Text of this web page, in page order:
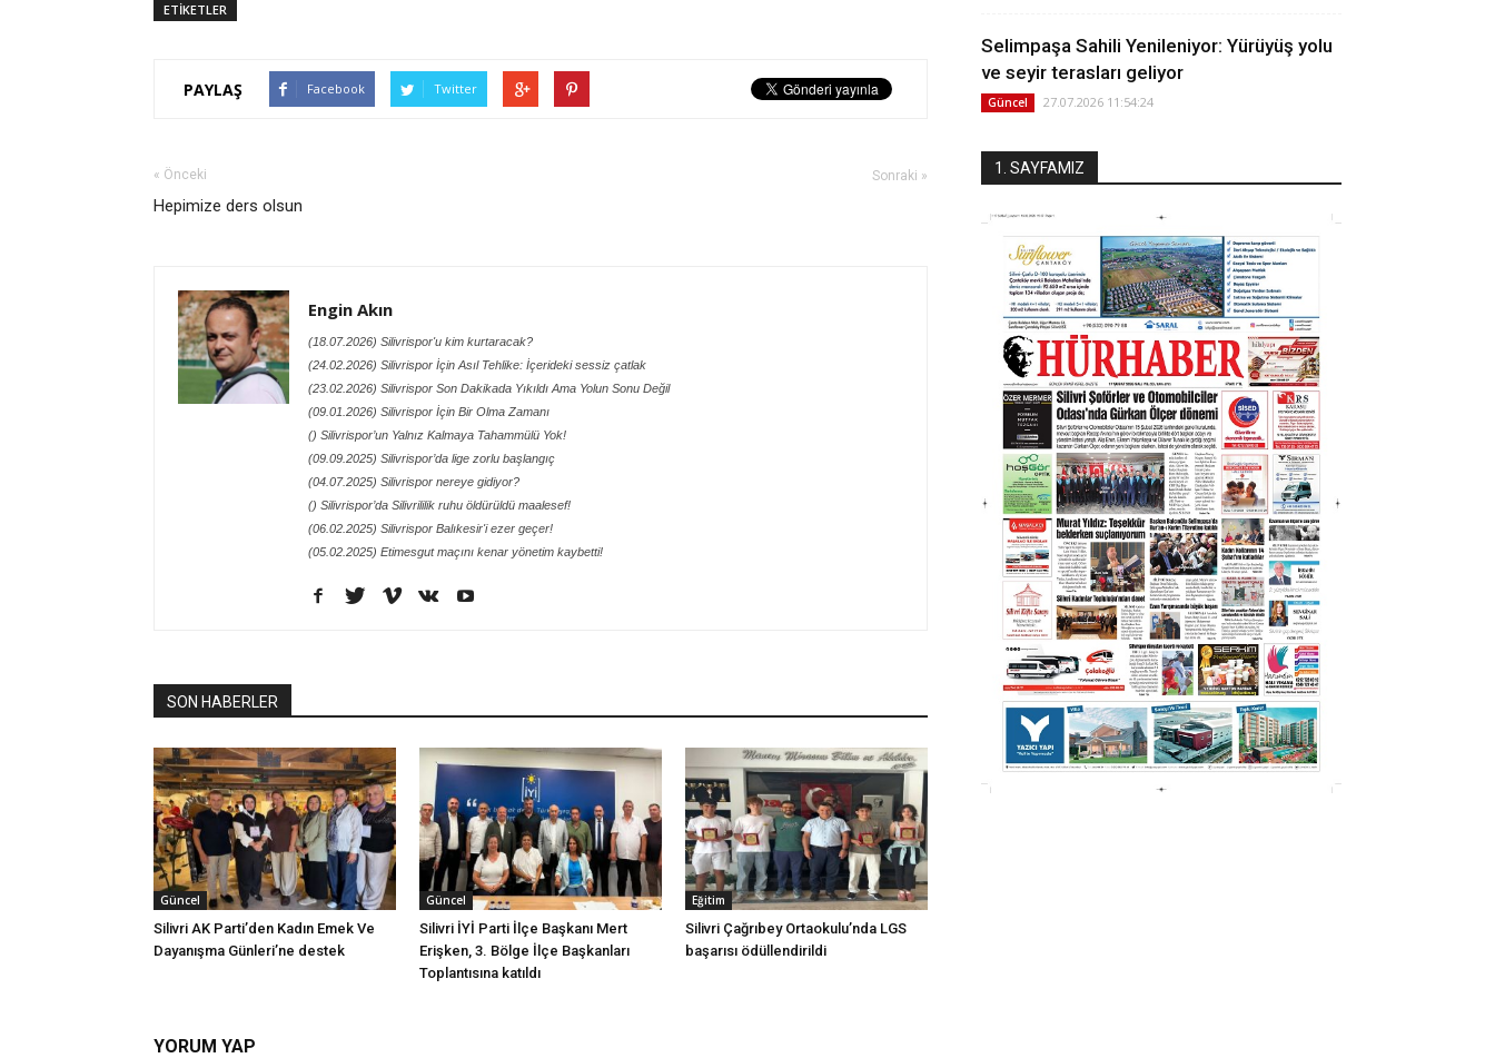
ETİKETLER
PAYLAŞ Facebook Twitter
« Önceki
Hepimize ders olsun
Sonraki »
Engin Akın
(18.07.2026) Silivrispor'u kim kurtaracak?
(24.02.2026) Silivrispor İçin Asıl Tehlike: İçerideki sessiz çatlak
(23.02.2026) Silivrispor Son Dakikada Yıkıldı Ama Yolun Sonu Değil
(09.01.2026) Silivrispor İçin Bir Olma Zamanı
() Silivrispor’un Yalnız Kalmaya Tahammülü Yok!
(09.09.2025) Silivrispor’da lige zorlu başlangıç
(04.07.2025) Silivrispor nereye gidiyor?
() Silivrispor’da Silivrililik ruhu öldürüldü maalesef!
(06.02.2025) Silivrispor Balıkesir'i ezer geçer!
(05.02.2025) Etimesgut maçını kenar yönetim kaybetti!
SON HABERLER
Güncel
Silivri AK Parti’den Kadın Emek Ve
Dayanışma Günleri’ne destek
Güncel
Silivri İYİ Parti İlçe Başkanı Mert
Erişken, 3. Bölge İlçe Başkanları
Toplantısına katıldı
Eğitim
Silivri Çağrıbey Ortaokulu’nda LGS
başarısı ödüllendirildi
YORUM YAP
Selimpaşa Sahili Yenileniyor: Yürüyüş yolu
ve seyir terasları geliyor
Güncel 27.07.2026 11:54:24
1. SAYFAMIZ